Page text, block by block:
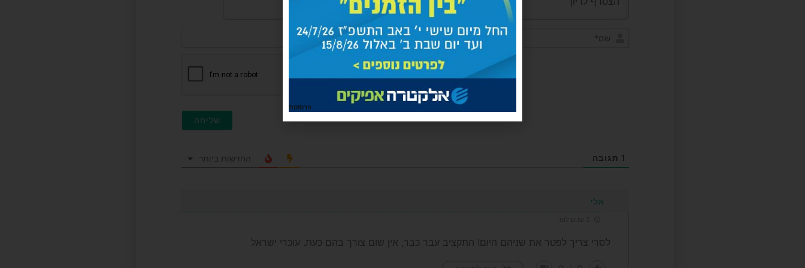
שם*
1 תגובה החדשות ביותר
אלי
לסרי צריך לפטר את שניהם היום! התקציב עבר כבר, אין שום צורך בהם כעת. עוכרי ישראל
פרסומת